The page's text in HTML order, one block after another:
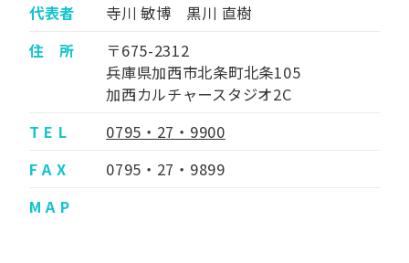
代表者
寺川 敏博 黒川 直樹
住 所
〒675-2312
兵庫県加西市北条町北条105
加西カルチャースタジオ2C
T E L
0795・27・9900
F A X
0795・27・9899
M A P